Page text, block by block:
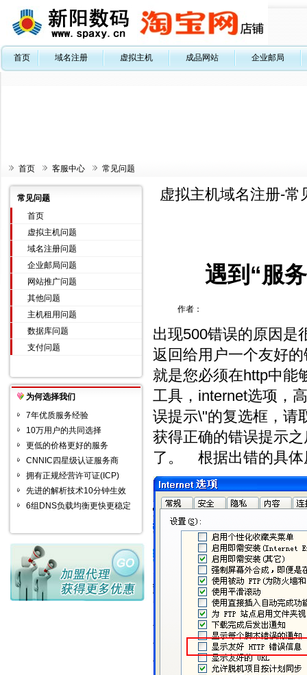
首页 域名注册 虚拟主机 成品网站 企业邮局
首页 客服中心 常见问题
常见问题
首页
虚拟主机问题
域名注册问题
企业邮局问题
网站推广问题
其他问题
主机租用问题
数据库问题
支付问题
为何选择我们
7年优质服务经验
10万用户的共同选择
更低的价格更好的服务
CNNIC四星级认证服务商
拥有正规经营许可证(ICP)
先进的解析技术10分钟生效
6组DNS负载均衡更快更稳定
虚拟主机域名注册-常
遇到“服
作者：
出现500错误的原因是
返回给用户一个友好
就是您必须在http中能
工具，internet选项，
误提示\"的复选框，请
获得正确的错误提示
了。 根据出错的具体